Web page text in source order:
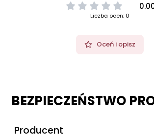
Liczba ocen: 0
Oceń i opisz
BEZPIECZEŃSTWO
Producent